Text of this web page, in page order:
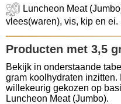
Luncheon Meat
vlees(waren), vis, kip en ei.
Producten met 3,5
Bekijk in onderstaande
gram koolhydraten
willekeurig gekozen op
Luncheon Meat (Jumbo).